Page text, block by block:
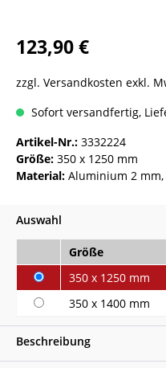
123,90 €
zzgl. Versandkosten exkl.
Sofort versandfertig,
Artikel-Nr.: 3332224
Größe: 350 x 1250 mm
Material: Aluminium 2 mm,
Auswahl
Größe
350 x 1250 mm
350 x 1400 mm
Beschreibung